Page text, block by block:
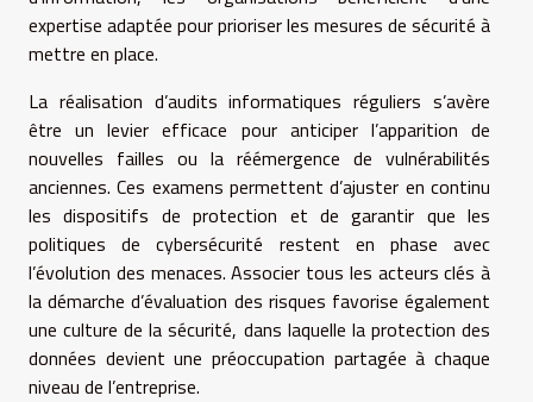
expertise adaptée pour prioriser les mesures de sécurité à
mettre en place.
La réalisation d’audits informatiques réguliers s’avère
être un levier efficace pour anticiper l’apparition de
nouvelles failles ou la réémergence de vulnérabilités
anciennes. Ces examens permettent d’ajuster en continu
les dispositifs de protection et de garantir que les
politiques de cybersécurité restent en phase avec
l’évolution des menaces. Associer tous les acteurs clés à
la démarche d’évaluation des risques favorise également
une culture de la sécurité, dans laquelle la protection des
données devient une préoccupation partagée à chaque
niveau de l’entreprise.